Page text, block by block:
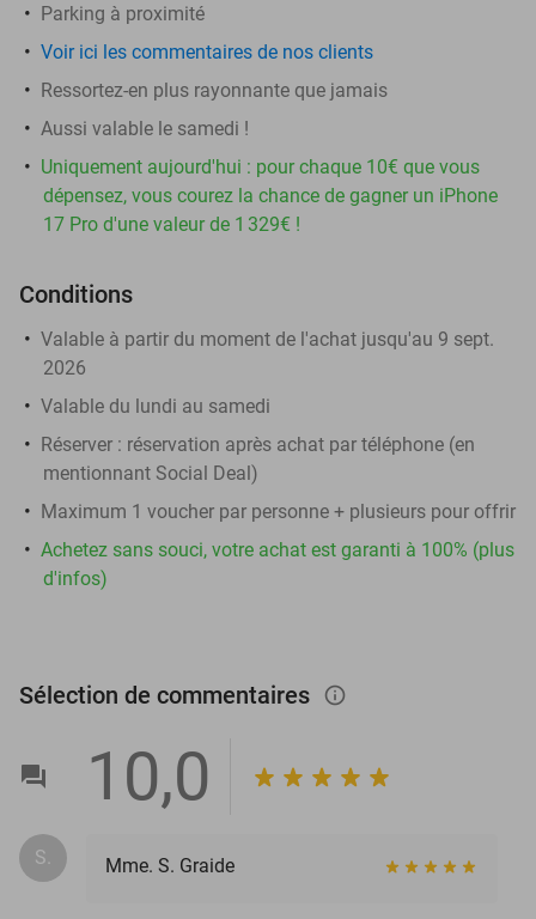
Parking à proximité
Voir ici les commentaires de nos clients
Ressortez-en plus rayonnante que jamais
Aussi valable le samedi !
Uniquement aujourd'hui : pour chaque 10€ que vous
dépensez, vous courez la chance de gagner un iPhone
17 Pro d'une valeur de 1 329€ !
Conditions
Valable à partir du moment de l'achat jusqu'au 9 sept.
2026
Valable du lundi au samedi
Réserver : réservation après achat par téléphone (en
mentionnant Social Deal)
Maximum 1 voucher par personne + plusieurs pour offrir
Achetez sans souci, votre achat est garanti à 100% (plus
d'infos)
Sélection de commentaires info_outlined
10,0
S. Mme. S. Graide